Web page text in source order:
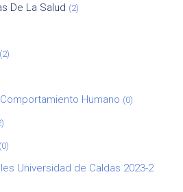
De La Salud (2)
(2)
Humano (0)
(0)
Universidad de Caldas 2023-2